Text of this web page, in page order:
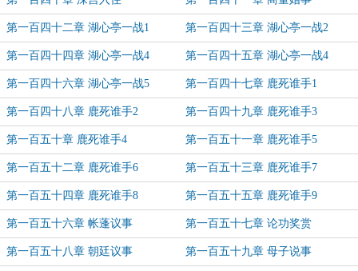
第一百四十二章 湖心亭一战1 第一百四十三章 湖心亭一战2
第一百四十四章 湖心亭一战4 第一百四十五章 湖心亭一战4
第一百四十六章 湖心亭一战5 第一百四十七章 鹿死谁手1
第一百四十八章 鹿死谁手2 第一百四十九章 鹿死谁手3
第一百五十章 鹿死谁手4 第一百五十一章 鹿死谁手5
第一百五十二章 鹿死谁手6 第一百五十三章 鹿死谁手7
第一百五十四章 鹿死谁手8 第一百五十五章 鹿死谁手9
第一百五十六章 帐蓬议事 第一百五十七章 论功奖赏
第一百五十八章 朝廷议事 第一百五十九章 母子说事